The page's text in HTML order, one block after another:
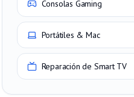
Consolas Gaming
Portátiles & Mac
Reparación de Smart TV